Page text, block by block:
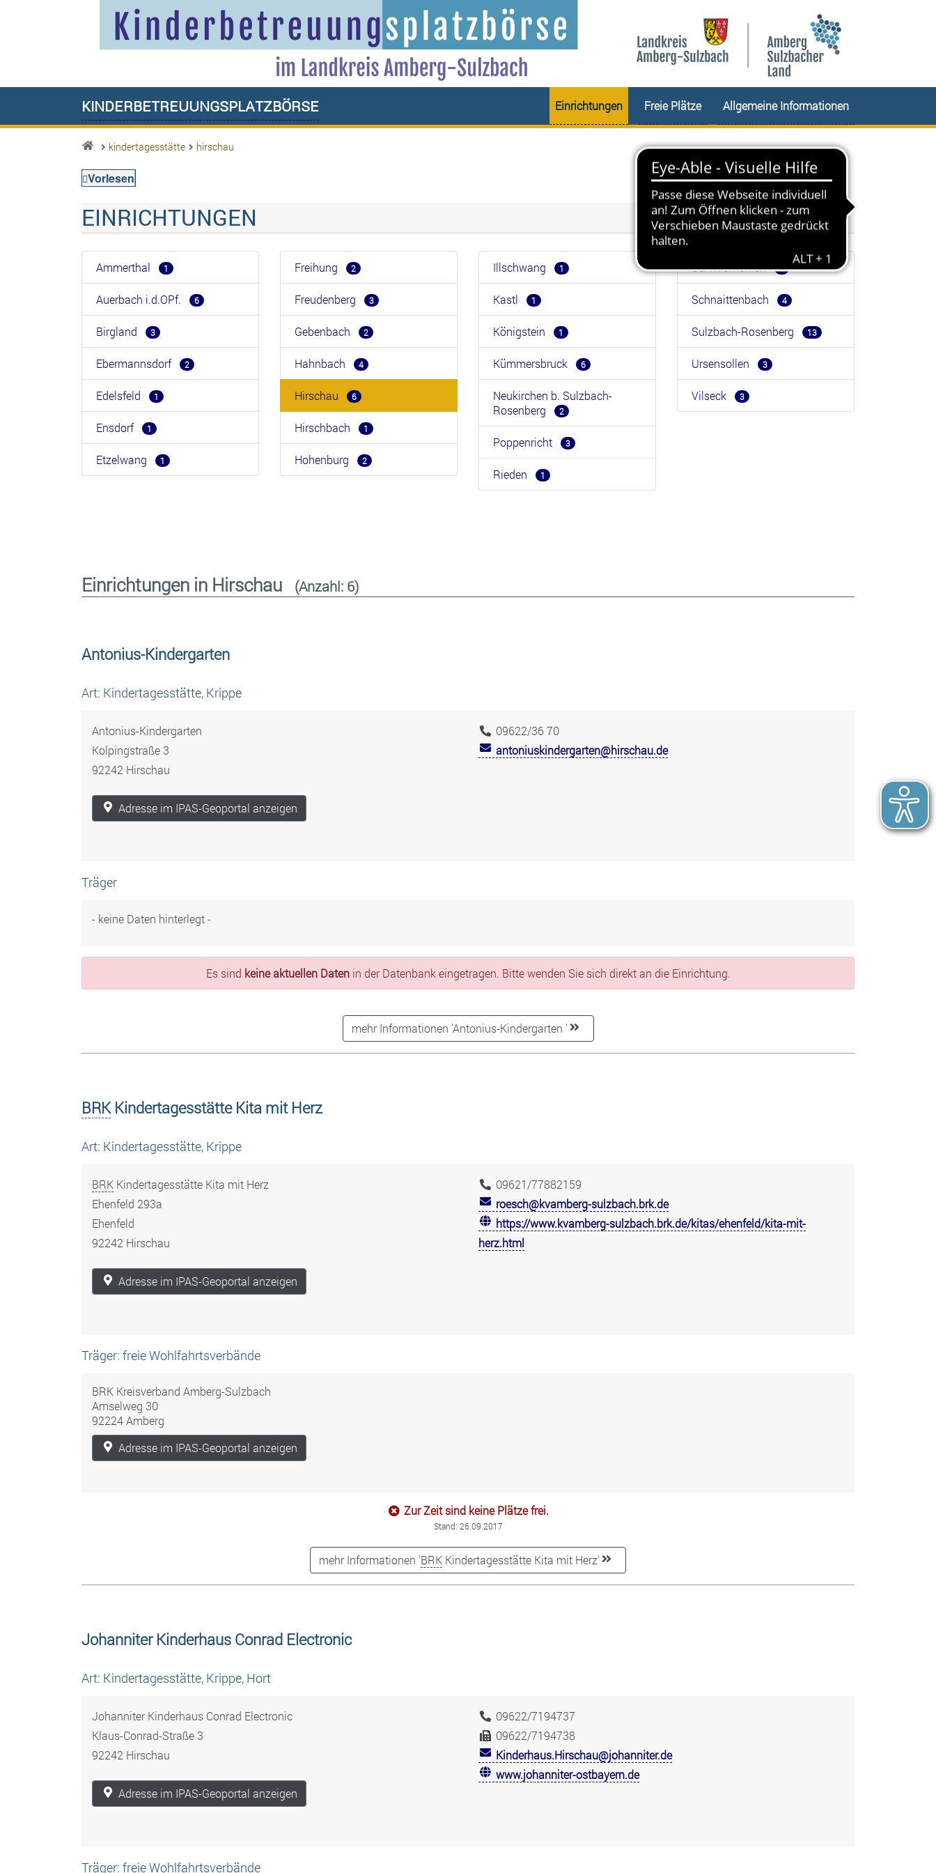
Kinderbetreuungsplatzbörse Einrichtungen Freie Plätze Allgemeine Informationen
kindertagesstätte hirschau
Vorlesen
EINRICHTUNGEN
Ammerthal 1
Auerbach i.d.OPf. 6
Birgland 3
Ebermannsdorf 2
Edelsfeld 1
Ensdorf 1
Etzelwang 1
Freihung 2
Freudenberg 3
Gebenbach 2
Hahnbach 4
Hirschau 6
Hirschbach 1
Hohenburg 2
Illschwang 1
Kastl 1
Königstein 1
Kümmersbruck 6
Neukirchen b. Sulzbach-
Rosenberg
2
Poppenricht 3
Rieden 1
Schmidmühlen 1
Schnaittenbach 4
Sulzbach-Rosenberg 13
Ursensollen 3
Vilseck 3
Einrichtungen in Hirschau (Anzahl: 6)
Antonius-Kindergarten
Art: Kindertagesstätte, Krippe
Antonius-Kindergarten
Kolpingstraße 3
92242 Hirschau
Adresse im IPAS-Geoportal anzeigen
09622/36 70
antoniuskindergarten@hirschau.de
Träger
- keine Daten hinterlegt -
Es sind keine aktuellen Datenin der Datenbank eingetragen. Bitte wenden Sie sich direkt an die Einrichtung.
mehr Informationen 'Antonius-Kindergarten '
BRK Kindertagesstätte Kita mit Herz
Art: Kindertagesstätte, Krippe
BRK Kindertagesstätte Kita mit Herz
Ehenfeld 293a
Ehenfeld
92242 Hirschau
Adresse im IPAS-Geoportal anzeigen
09621/77882159
roesch@kvamberg-sulzbach.brk.de
https://www.kvamberg-sulzbach.brk.de/kitas/ehenfeld/kita-mit-
herz.html
Träger: freie Wohlfahrtsverbände
BRK Kreisverband Amberg-Sulzbach
Amselweg 30
92224 Amberg
Adresse im IPAS-Geoportal anzeigen
Zur Zeit sind keine Plätze frei.
Stand: 26.09.2017
mehr Informationen 'BRK Kindertagesstätte Kita mit Herz'
Johanniter Kinderhaus Conrad Electronic
Art: Kindertagesstätte, Krippe, Hort
Johanniter Kinderhaus Conrad Electronic
Klaus-Conrad-Straße 3
92242 Hirschau
Adresse im IPAS-Geoportal anzeigen
09622/7194737
09622/7194738
Kinderhaus.Hirschau@johanniter.de
www.johanniter-ostbayern.de
Träger: freie Wohlfahrtsverbände